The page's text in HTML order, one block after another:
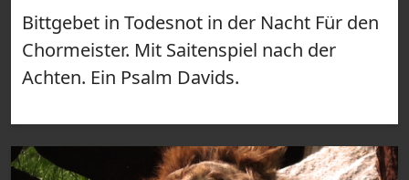
Bittgebet in Todesnot in der Nacht Für den
Chormeister. Mit Saitenspiel nach der
Achten. Ein Psalm Davids.